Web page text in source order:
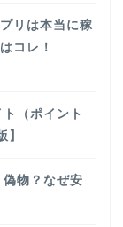
リは本当に稼
コレ！
（ポイント
】
物？なぜ安